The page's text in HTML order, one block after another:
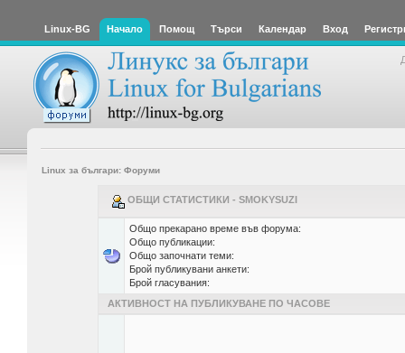
Linux-BG Начало Помощ Търси Календар Вход
Linux за българи: Форуми
ОБЩИ СТАТИСТИКИ - SMOKYSUZI
Общо прекарано време във форума:
Общо публикации:
Общо започнати теми:
Брой публикувани анкети:
Брой гласувания:
АКТИВНОСТ НА ПУБЛИКУВАНЕ ПО ЧАСОВЕ